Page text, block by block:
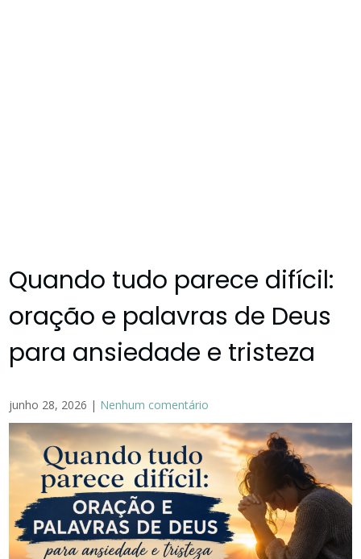
Quando tudo parece difícil:
oração e palavras de Deus
para ansiedade e tristeza
junho 28, 2026 | Nenhum comentário